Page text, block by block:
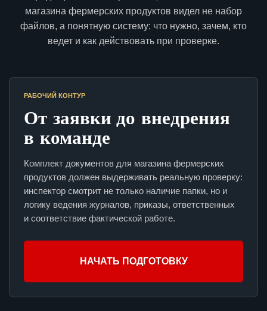
магазина фермерских продуктов видел не набор
файлов, а понятную систему: что нужно, зачем, кто
ведет и как действовать при проверке.
РАБОЧИЙ КОНТУР
От заявки до внедрения
в команде
Комплект документов для магазина фермерских
продуктов должен выдерживать реальную проверку:
инспектор смотрит не только наличие папки, но и
логику ведения журналов, приказы, ответственных
и соответствие фактической работе.
НАЧАТЬ ПОДГОТОВКУ